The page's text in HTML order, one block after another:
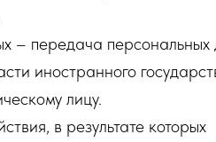
– передача персональных
иностранного
лицу.
в результате которых